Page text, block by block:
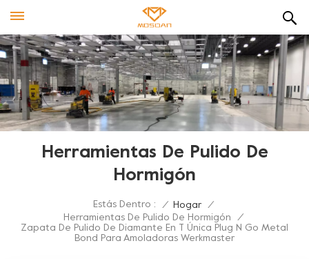
Herramientas De Pulido De
Hormigón
Estás Dentro : / Hogar
/
Herramientas De Pulido De Hormigón
/
Zapata De Pulido De Diamante En T Única Plug N Go Metal
Bond Para Amoladoras Werkmaster